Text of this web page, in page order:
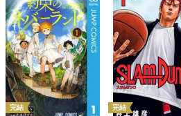
完結 完結